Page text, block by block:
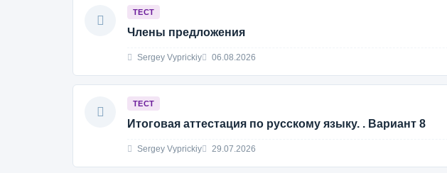
ТЕСТ
Члены предложения
Sergey Vyprickiy 06.08.2026
ТЕСТ
Итоговая аттестация по русскому языку. . Вариант 8
Sergey Vyprickiy 29.07.2026